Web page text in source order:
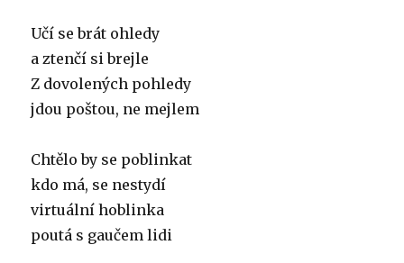
Učí se brát ohledy
a ztenčí si brejle
Z dovolených pohledy
jdou poštou, ne mejlem
Chtělo by se poblinkat
kdo má, se nestydí
virtuální hoblinka
poutá s gaučem lidi